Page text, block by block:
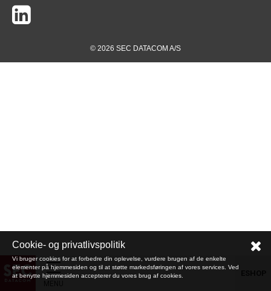
© 2026 SEC DATACOM A/S
Cookie- og privatlivspolitik
Vi bruger cookies for at forbedre din oplevelse, vurdere brugen af de enkelte
elementer på hjemmesiden og til at støtte markedsføringen af vores services. Ved
at benytte hjemmesiden accepterer du vores brug af cookies.